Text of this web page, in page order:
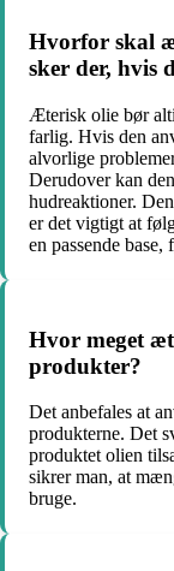
Hvorfor skal
sker der, hvis
Æterisk olie bør
farlig. Hvis den
alvorlige
Derudover kan
hudreaktioner.
er det vigtigt at
en passende base,
Hvor meget
produkter?
Det anbefales at
produkterne. Det
produktet olien
sikrer man, at
bruge.